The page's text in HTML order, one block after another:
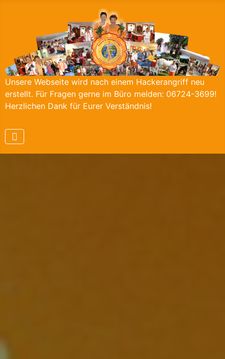
Unsere Webseite wird nach einem Hackerangriff neu
erstellt. Für Fragen gerne im Büro melden: 06724-3699!
Herzlichen Dank für Eurer Verständnis!